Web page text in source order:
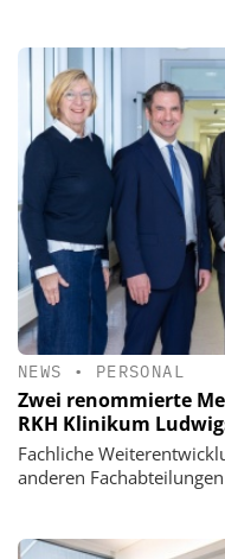
NEWS • PERSONAL
Zwei renommierte
RKH Klinikum
Fachliche
anderen